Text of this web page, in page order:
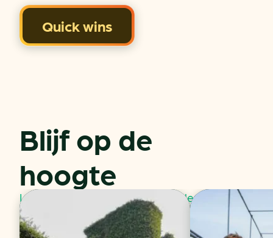
Quick wins
Blijf op de
hoogte
Laatste nieuws en praktijkverhalen